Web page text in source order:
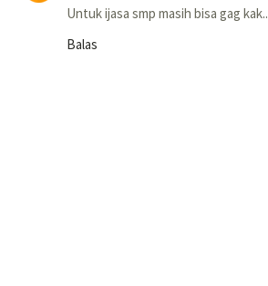
Untuk ijasa smp masih bisa gag kak..
Balas